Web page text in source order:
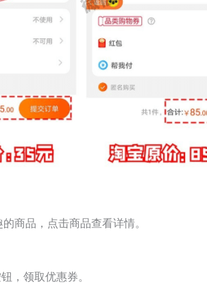
商品，点击商品查看详情。
，领取优惠券。